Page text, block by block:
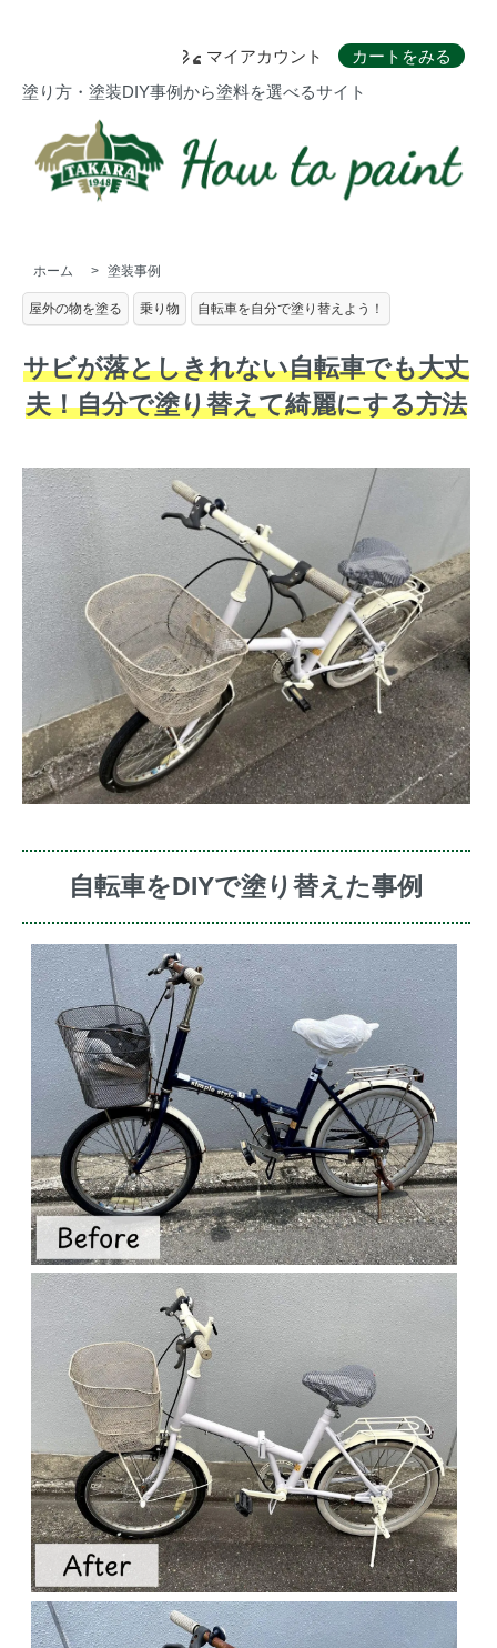
マイアカウント
カートをみる
塗り方・塗装DIY事例から塗料を選べるサイト
ホーム > 塗装事例
屋外の物を塗る 乗り物 自転車を自分で塗り替えよう！
サビが落としきれない自転車でも大丈
夫！自分で塗り替えて綺麗にする方法
自転車をDIYで塗り替えた事例